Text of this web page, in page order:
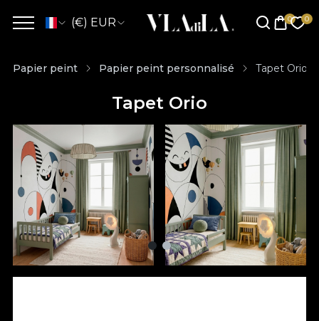
(€) EUR
Papier peint Papier peint personnalisé Tapet Orio
Tapet Orio